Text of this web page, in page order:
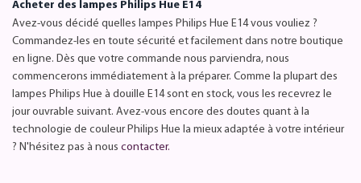
Acheter des lampes Philips Hue E14
Avez-vous décidé quelles lampes Philips Hue E14 vous vouliez ?
Commandez-les en toute sécurité et facilement dans notre boutique
en ligne. Dès que votre commande nous parviendra, nous
commencerons immédiatement à la préparer. Comme la plupart des
lampes Philips Hue à douille E14 sont en stock, vous les recevrez le
jour ouvrable suivant. Avez-vous encore des doutes quant à la
technologie de couleur Philips Hue la mieux adaptée à votre intérieur
? N'hésitez pas à nous contacter.